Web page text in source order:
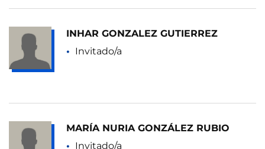
INHAR GONZALEZ GUTIERREZ
Invitado/a
MARÍA NURIA GONZÁLEZ RUBIO
Invitado/a